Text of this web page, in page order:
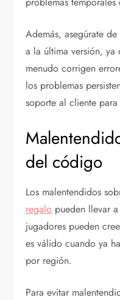
Además, asegúrate
a la última versión, ya
menudo corrigen
los problemas
soporte al cliente
del código
Los malentendidos
regalo pueden llevar
jugadores pueden
es válido cuando ya
por región.
Para evitar